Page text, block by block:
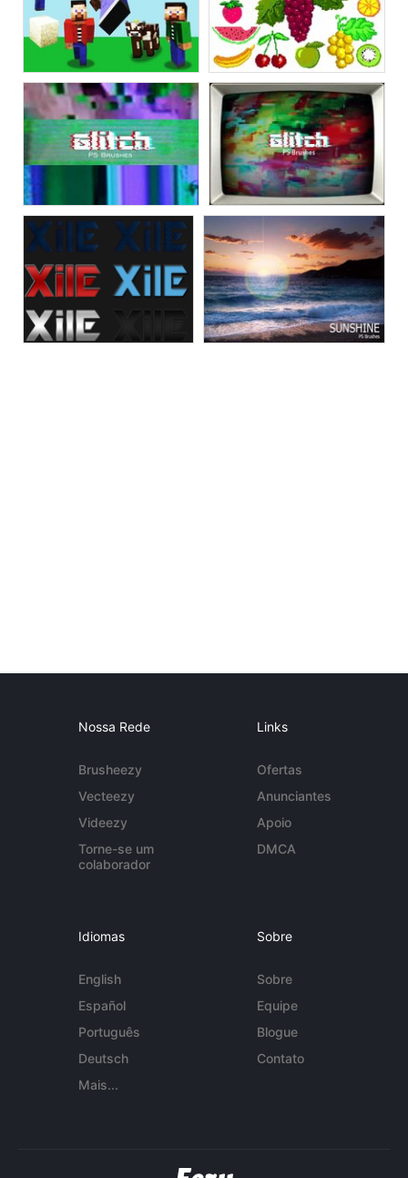
Nossa Rede
Brusheezy
Vecteezy
Videezy
Torne-se um
colaborador
Links
Ofertas
Anunciantes
Apoio
DMCA
Idiomas
English
Español
Português
Deutsch
Mais...
Sobre
Sobre
Equipe
Blogue
Contato